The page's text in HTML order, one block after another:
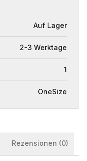
Auf Lager
2-3 Werktage
1
OneSize
Rezensionen (0)